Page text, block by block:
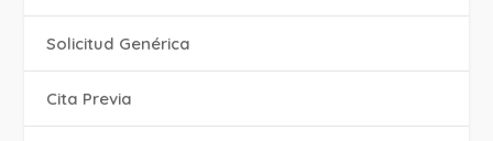
Solicitud Genérica
Cita Previa